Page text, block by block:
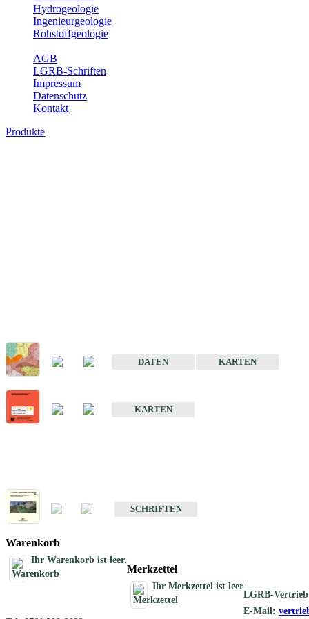
Hydrogeologie
Ingenieurgeologie
Rohstoffgeologie
AGB
LGRB-Schriften
Impressum
Datenschutz
Kontakt
Produkte
DATEN
KARTEN
KARTEN
SCHRIFTEN
Warenkorb
Ihr Warenkorb ist leer.
Merkzettel
Ihr Merkzettel ist leer
LGRB-Vertrieb
E-Mail: